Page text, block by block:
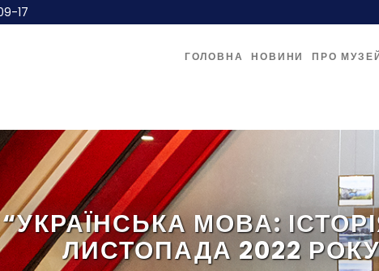
17
ГОЛОВНА НОВИНИ ПРО
МОВА:
ЛИСТОПАДА 2022